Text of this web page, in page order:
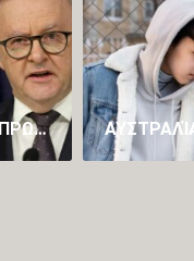
ΑΥΣΤΡΑΛΊΑ: Ο ΠΡΩΘΥΠΟΥΡΓΌΣ ΑΛΜΠΑΝΈΖΙ ΖΉΤΗΣΕ ΣΥΓΓΝΏΜΗ ΕΠΕΙΔΉ ΕΊΠΕ ΌΤΙ ΘΑ ΉΘΕΛΕ ΝΑ ΚΆΝΕΙ ΣΕΞ ΜΕ ΤΗΝ ΚΆΙΛΙ ΜΙΝΌΓΚ (VID)